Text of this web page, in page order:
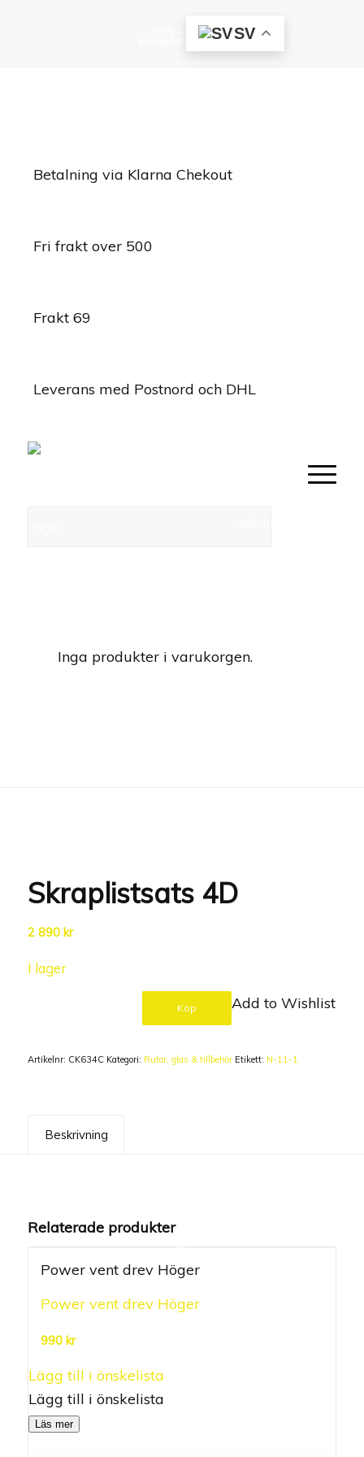
SV
0705-85 96 15
ksimport@ksimport.se
Betalning via Klarna Chekout
Fri frakt over 500
Frakt 69
Leverans med Postnord och DHL
Inga produkter i varukorgen.
Skraplistsats 4D
2 890 kr
I lager
Köp Add to Wishlist
Artikelnr: CK634C Kategori: Rutor, glas & tillbehör Etikett: N-11-1
Beskrivning
Relaterade produkter
Power vent drev Höger
Power vent drev Höger
990 kr
Lägg till i önskelista
Lägg till i önskelista
Läs mer